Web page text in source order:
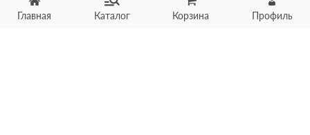
Главная Каталог Корзина Профиль